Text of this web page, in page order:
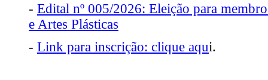
- Edital nº 005/2026: Eleição para
e Artes Plásticas
- Link para inscrição: clique aqui.